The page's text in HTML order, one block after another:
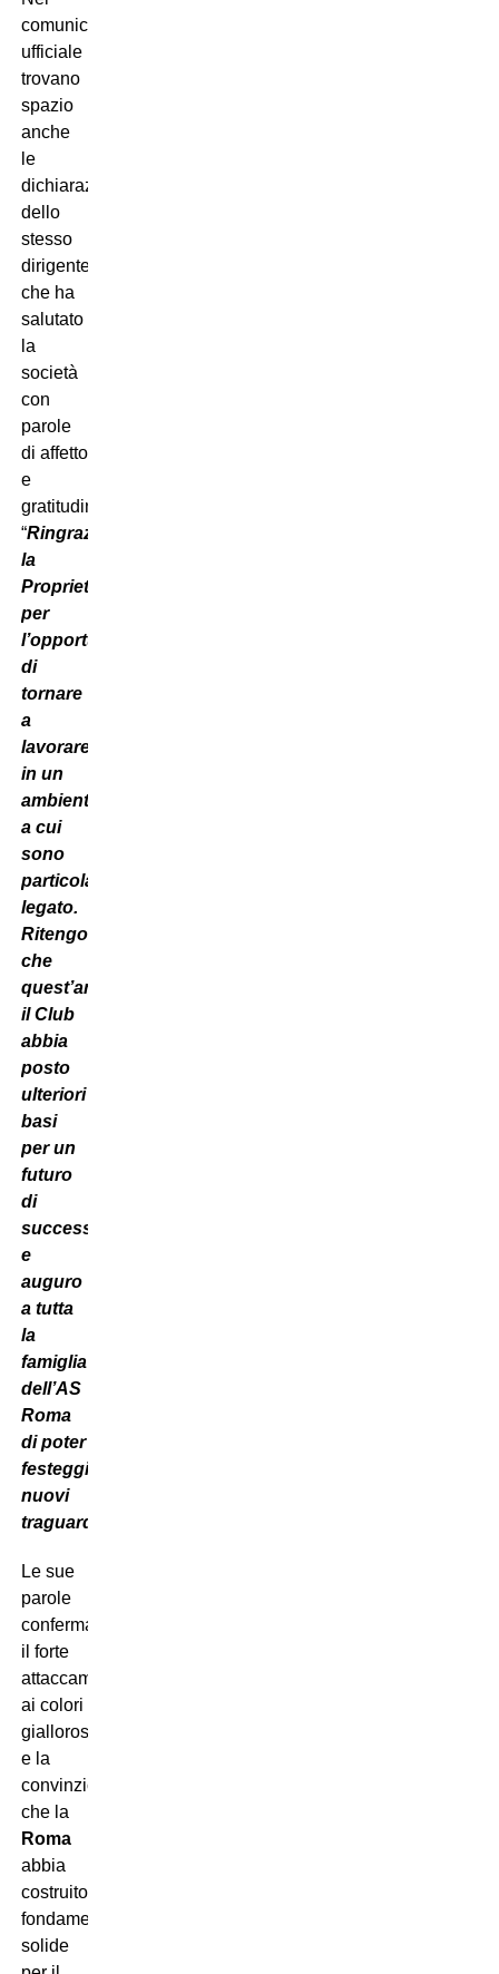
comunicato
ufficiale
trovano
spazio
anche
le
dichiarazioni
dello
stesso
dirigente,
che ha
salutato
la
società
con
parole
di affetto
e
gratitudine.
“Ringrazio
la
Proprietà
per
l’opportunità
di
tornare
a
lavorare
in un
ambiente
a cui
sono
particolarmente
legato.
Ritengo
che
quest’anno
il Club
abbia
posto
ulteriori
basi
per un
futuro
di
successi
e
auguro
a tutta
la
famiglia
dell’AS
Roma
di poter
festeggiare
nuovi
traguardi”
Le sue
parole
confermano
il forte
attaccamento
ai colori
giallorossi
e la
convinzione
che la
Roma
abbia
costruito
fondamenta
solide